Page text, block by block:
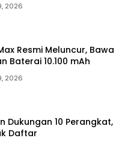
2026
Resmi Meluncur, Bawa
Baterai 10.100 mAh
2026
Dukungan 10 Perangkat,
Daftar